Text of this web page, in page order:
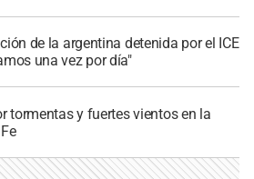
de la argentina detenida por el ICE
una vez por día"
tormentas y fuertes vientos en la